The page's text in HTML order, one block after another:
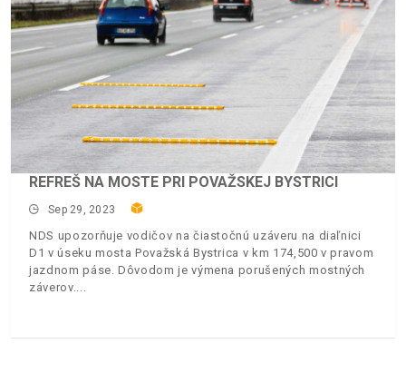
REFREŠ NA MOSTE PRI POVAŽSKEJ BYSTRICI
Sep 29, 2023
NDS upozorňuje vodičov na čiastočnú uzáveru na diaľnici
D1 v úseku mosta Považská Bystrica v km 174,500 v pravom
jazdnom páse. Dôvodom je výmena porušených mostných
záverov.